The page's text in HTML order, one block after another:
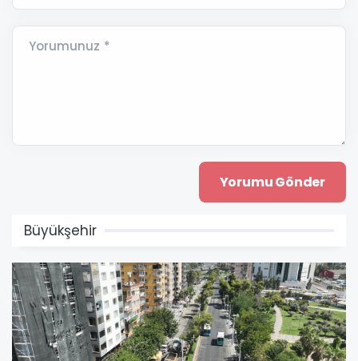
Yorumunuz *
Büyükşehir